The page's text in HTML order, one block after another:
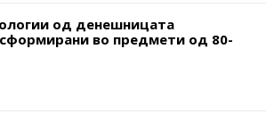
од денешницата
во предмети од 80-